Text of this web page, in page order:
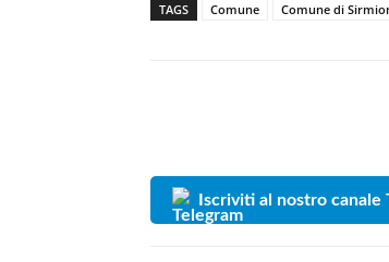
TAGS Comune Comune di
Iscriviti al nostro canale